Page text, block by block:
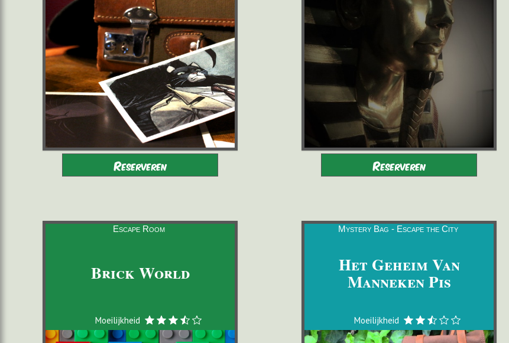
Reserveren Reserveren
Escape Room
Brick World
Moeilijkheid
Mystery Bag - Escape the City
Het Geheim Van
Manneken Pis
Moeilijkheid